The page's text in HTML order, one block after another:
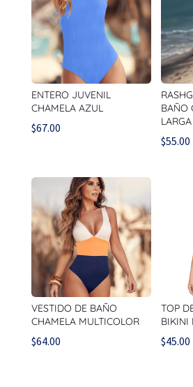
ENTERO JUVENIL
CHAMELA AZUL
$67.00
BAÑO
$55.00
VESTIDO DE BAÑO
CHAMELA MULTICOLOR
$64.00
TOP
BIKINI
$45.00